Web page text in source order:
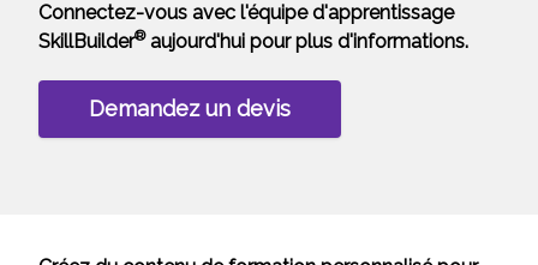
Connectez-vous avec l'équipe d'apprentissage
SkillBuilder®aujourd'hui pour plus d'informations.
Demandez un devis